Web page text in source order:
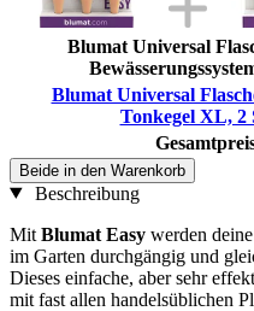
Blumat Universal
Blumat Universal
Tonkegel XL, 2
Beide in den Warenkorb
Beschreibung
Mit Blumat Easy werden
im Garten durchgängig und
Dieses einfache, aber sehr
mit fast allen handelsüblichen